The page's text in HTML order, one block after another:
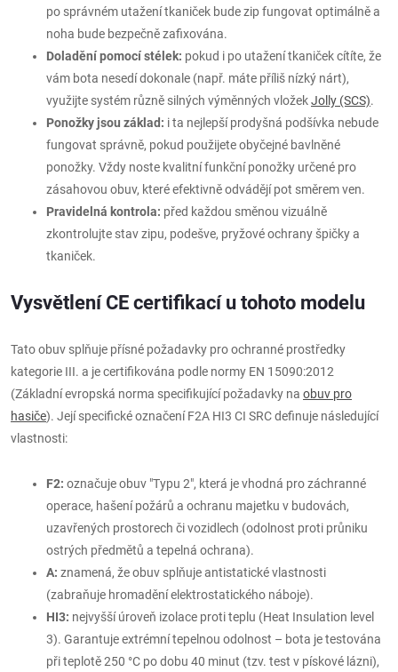
po správném utažení tkaniček bude zip fungovat optimálně a
noha bude bezpečně zafixována.
Doladění pomocí stélek: pokud i po utažení tkaniček cítíte, že
vám bota nesedí dokonale (např. máte příliš nízký nárt),
využijte systém různě silných výměnných vložekJolly (SCS).
Ponožky jsou základ: i ta nejlepší prodyšná podšívka nebude
fungovat správně, pokud použijete obyčejné bavlněné
ponožky. Vždy noste kvalitní funkční ponožky určené pro
zásahovou obuv, které efektivně odvádějí pot směrem ven.
Pravidelná kontrola: před každou směnou vizuálně
zkontrolujte stav zipu, podešve, pryžové ochrany špičky a
tkaniček.
Vysvětlení CE certifikací u tohoto modelu
Tato obuv splňuje přísné požadavky pro ochranné prostředky
kategorie III. a je certifikována podle normy EN 15090:2012
(Základní evropská norma specifikující požadavky na obuv pro
hasiče). Její specifické označení F2A HI3 CI SRC definuje následující
vlastnosti:
F2: označuje obuv "Typu 2", která je vhodná pro záchranné
operace, hašení požárů a ochranu majetku v budovách,
uzavřených prostorech či vozidlech (odolnost proti průniku
ostrých předmětů a tepelná ochrana).
A: znamená, že obuv splňuje antistatické vlastnosti
(zabraňuje hromadění elektrostatického náboje).
HI3: nejvyšší úroveň izolace proti teplu (Heat Insulation level
3). Garantuje extrémní tepelnou odolnost – bota je testována
při teplotě 250 °C po dobu 40 minut (tzv. test v pískové lázni),